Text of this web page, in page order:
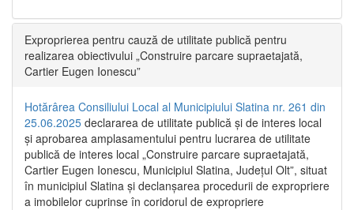
Exproprierea pentru cauză de utilitate publică pentru
realizarea obiectivului „Construire parcare supraetajată,
Cartier Eugen Ionescu”
Hotărârea Consiliului Local al Municipiului Slatina nr. 261 din
25.06.2025 declararea de utilitate publică și de interes local
și aprobarea amplasamentului pentru lucrarea de utilitate
publică de interes local „Construire parcare supraetajată,
Cartier Eugen Ionescu, Municipiul Slatina, Județul Olt”, situat
în municipiul Slatina și declanșarea procedurii de expropriere
a imobilelor cuprinse în coridorul de expropriere